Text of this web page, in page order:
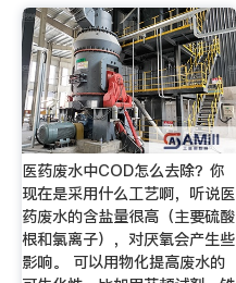
医药废水中COD怎么去除？你
现在是采用什么工艺啊，听说医
药废水的含盐量很高（主要硫酸
根和氯离子），对厌氧会产生些
影响。 可以用物化提高废水的